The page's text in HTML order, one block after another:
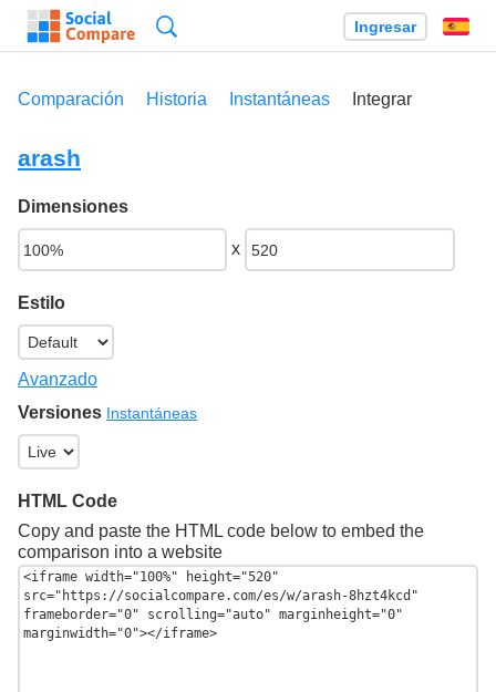
Ingresar
Comparación Historia Instantáneas Integrar
arash
Dimensiones
x
Estilo
Avanzado
Versiones Instantáneas
HTML Code
Copy and paste the HTML code below to embed the
comparison into a website